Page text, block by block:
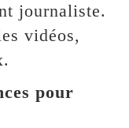
journaliste.
vidéos,
pour